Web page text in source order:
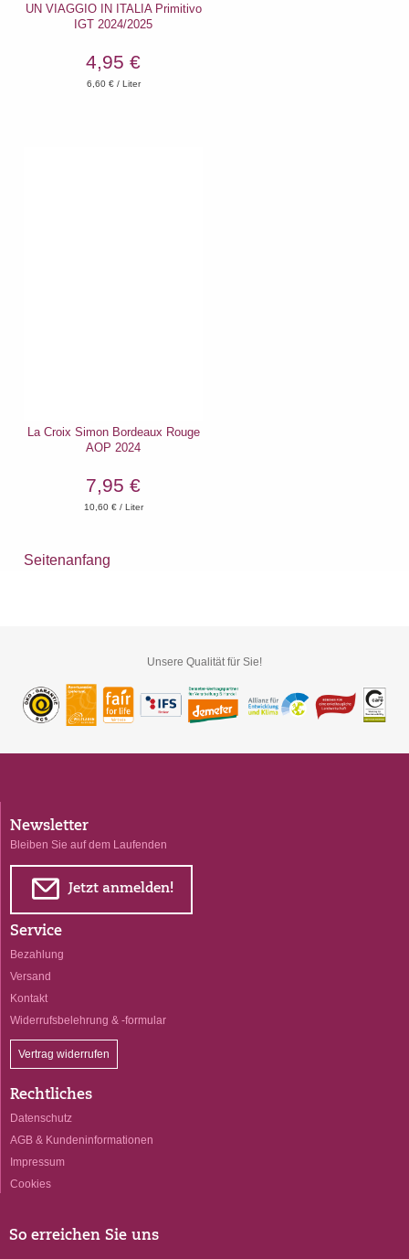
UN VIAGGIO IN ITALIA Primitivo
IGT 2024/2025
4,95 €
6,60€ / Liter
La Croix Simon Bordeaux Rouge
AOP 2024
7,95 €
10,60€ / Liter
Seitenanfang
Unsere Qualität für Sie!
So erreichen Sie uns
Newsletter
Bleiben Sie auf dem Laufenden
E Jetzt anmelden!
Service
Bezahlung
Versand
Kontakt
Widerrufsbelehrung & -formular
Vertrag widerrufen
Rechtliches
Datenschutz
AGB & Kundeninformationen
Impressum
Cookies